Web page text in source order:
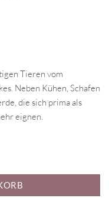
Tieren vom
Neben Kühen, Schafen
die sich prima als
eignen.